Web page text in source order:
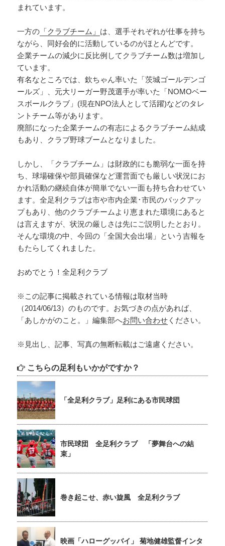
まれています。
一方の 「クラブチーム」 は、選手それぞれが仕事を持ち
ながら、同好会的に活動しているのがほとんどです。
企業チームの減少に反比例してクラブチーム数は増加し
ています。
有名なところでは、欽ちゃん率いた「茨城ゴールデンゴ
ールズ」、元大リーガー野茂選手が率いた「NOMOベー
スボールクラブ」(現在NPO法人として活躍)などのタレ
ントチーム等があります。
廃部になった企業チームの有志によるクラブチーム結成
もあり、クラブ野球ブームとなりました。
しかし、「クラブチーム」は財政的にも脆弱な一面を持
ち、球場確保や部員確保など運営面でも厳しい状況にお
かれ活動の継続自体が簡単でない一面も持ち合わせてい
ます。全足利クラブは市や市内企業･市民のバックアッ
プもあり、他のクラブチームより恵まれた環境にあると
は言えますが、状況の厳しさは先にご説明したとおり。
そんな環境の中、今回の「全国大会出場」という吉報を
もたらしてくれました。
おめでとう！全足利クラブ
※この記事に掲載されている情報は取材当時
（2014/06/13）のものです。お気づきの点があれば、
「あしかがのこと。」編集部へお問い合わせ ください。
※見出し、記事、写真の無断転載はご遠慮ください。
こちらの足利もいかがですか？
「全足利クラブ」足利にある市民球団
市民球団 全足利クラブ 「夢舞台への結
束」
巻き起こせ、赤い旋風 全足利クラブ
映画「ハローグッバイ」 菊地健雄監督インタ